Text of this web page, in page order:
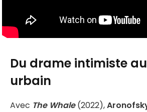
Du drame intimiste
urbain
Avec The Whale (2022),